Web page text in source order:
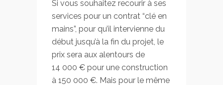
Si vous souhaitez recourir à ses
services pour un contrat “clé en
mains”, pour qu’il intervienne du
début jusqu’à la fin du projet, le
prix sera aux alentours de
14 000 € pour une construction
à 150 000 €. Mais pour le même